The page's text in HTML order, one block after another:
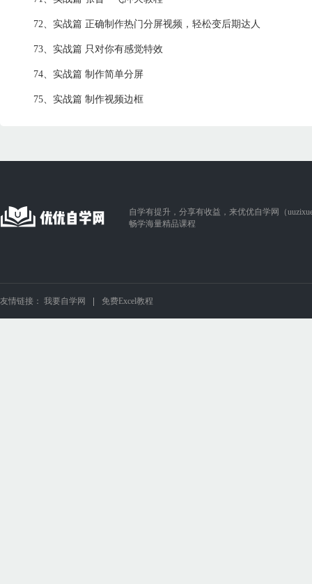
72、实战篇 正确制作热门分屏视频，轻松变后期达人
73、实战篇 只对你有感觉特效
74、实战篇 制作简单分屏
75、实战篇 制作视频边框
自学有提升，分享有收益，来优优自学网（
畅学海量精品课程
友情链接： 我要自学网 免费Excel教程